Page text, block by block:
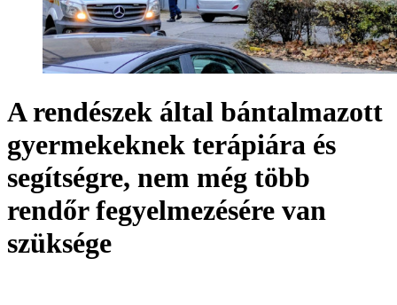
A rendészek által bántalmazott
gyermekeknek terápiára és
segítségre, nem még több
rendőr fegyelmezésére van
szüksége